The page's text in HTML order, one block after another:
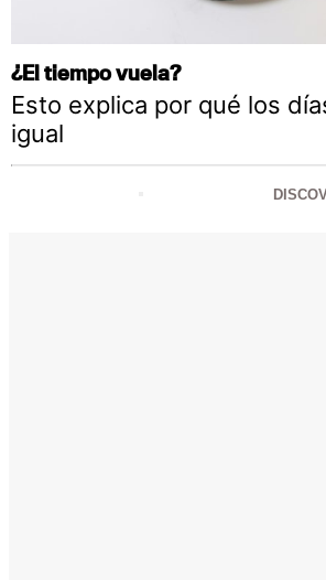
¿El tiempo vuela?
Esto explica por qué los
igual